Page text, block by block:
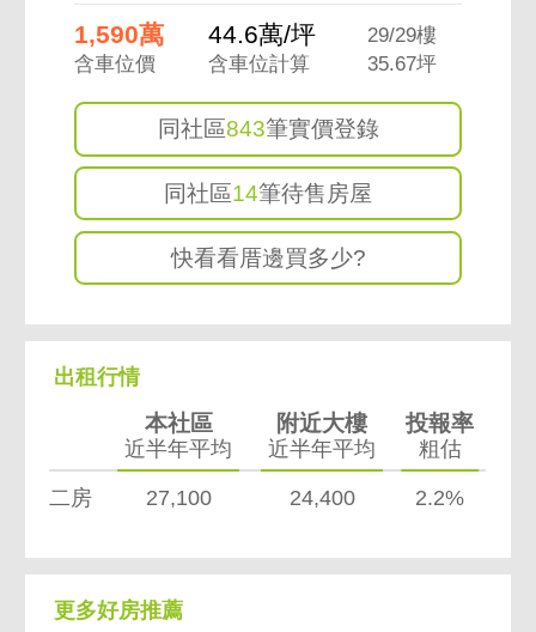
1,590萬
含車位價
44.6萬/坪
含車位計算
29/29樓
35.67坪
同社區843筆實價登錄
同社區14筆待售房屋
快看看厝邊買多少?
出租行情
本社區
近半年平均
附近大樓
近半年平均
投報率
粗估
二房 27,100 24,400 2.2%
更多好房推薦